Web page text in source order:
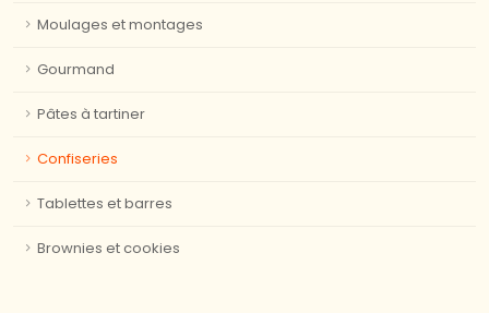
Moulages et montages
Gourmand
Pâtes à tartiner
Confiseries
Tablettes et barres
Brownies et cookies